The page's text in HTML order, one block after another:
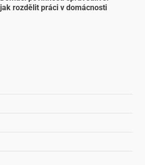
jak rozdělit práci v domácnosti